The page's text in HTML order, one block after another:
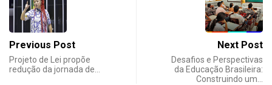
Previous Post
Projeto de Lei propõe
redução da jornada de…
Next Post
Desafios e Perspectivas
da Educação Brasileira:
Construindo um…